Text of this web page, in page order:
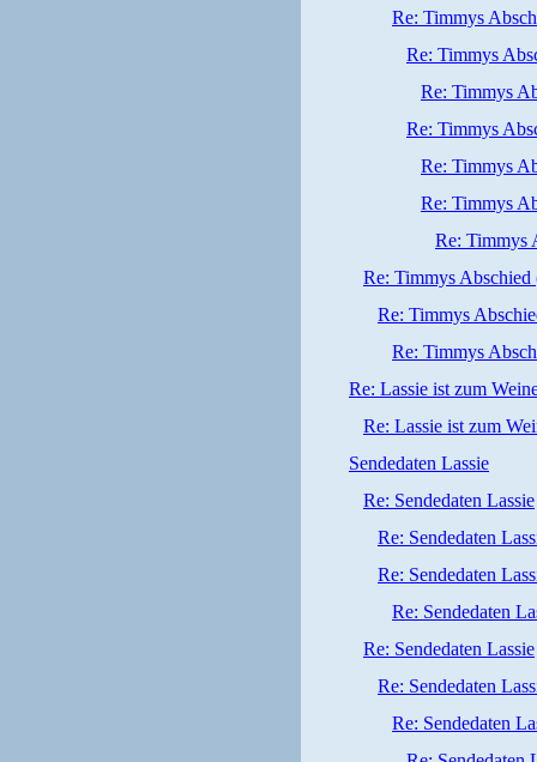
Re: Timmys
Re: Timmys
Re: Timmys
Re: Timmys
Re: Timmys
Re: Timmys
Re: Timmys
Re: Timmys Abschied
Re: Timmys
Re: Timmys
Re: Lassie ist zum
Re: Lassie ist zum
Sendedaten Lassie
Re: Sendedaten Lassie
Re: Sendedaten
Re: Sendedaten
Re: Sendedaten
Re: Sendedaten Lassie
Re: Sendedaten
Re: Sendedaten